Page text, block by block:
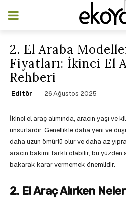
2. El Araba
Fiyatları: İkinci El
Rehberi
Editör 26 Ağustos 2025
İkinci el araç alımında, aracın yaşı ve
unsurlardır. Genellikle daha yeni ve
daha uzun ömürlü olur ve daha az
aracın bakımı farklı olabilir, bu
bakarak karar vermemek önemlidir.
2. El Araç Alırken